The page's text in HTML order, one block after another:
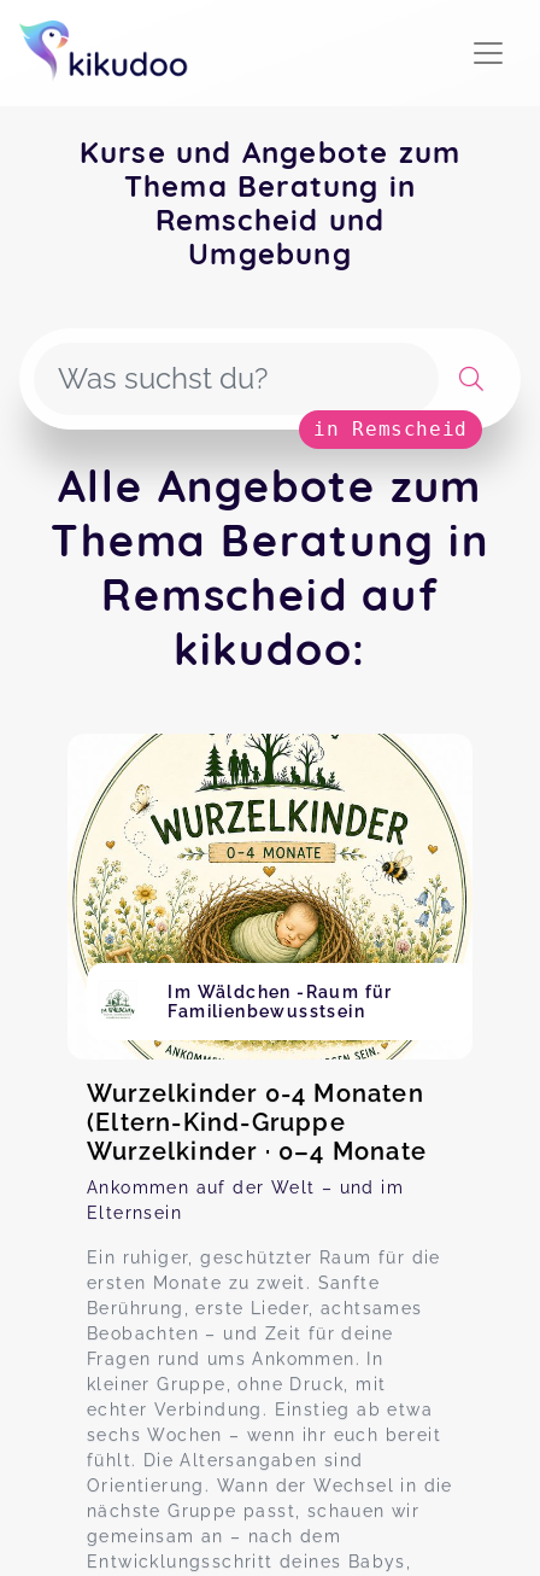
Kurse und Angebote zum
Thema Beratung in
Remscheid und
Umgebung
in Remscheid
Alle Angebote zum
Thema Beratung in
Remscheid auf
kikudoo:
Im Wäldchen -Raum für
Familienbewusstsein
Wurzelkinder 0-4 Monaten
(Eltern-Kind-Gruppe
Wurzelkinder · 0–4 Monate
Ankommen auf der Welt – und im
Elternsein
Ein ruhiger, geschützter Raum für die
ersten Monate zu zweit. Sanfte
Berührung, erste Lieder, achtsames
Beobachten – und Zeit für deine
Fragen rund ums Ankommen. In
kleiner Gruppe, ohne Druck, mit
echter Verbindung. Einstieg ab etwa
sechs Wochen – wenn ihr euch bereit
fühlt. Die Altersangaben sind
Orientierung. Wann der Wechsel in die
nächste Gruppe passt, schauen wir
gemeinsam an – nach dem
Entwicklungsschritt deines Babys,